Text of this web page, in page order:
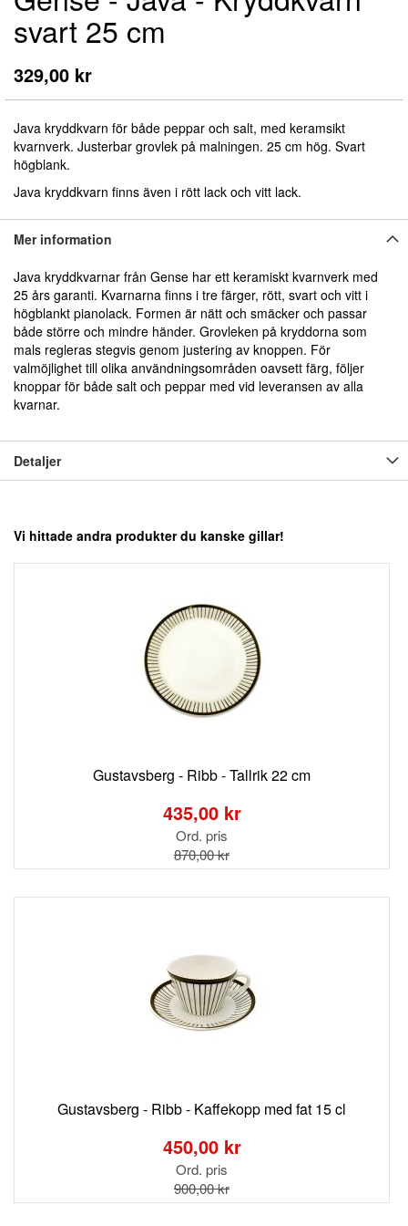
svart 25 cm
329,00 kr
Java kryddkvarn för både peppar och salt, med keramsikt
kvarnverk. Justerbar grovlek på malningen. 25 cm hög. Svart
högblank.
Java kryddkvarn finns även i rött lack och vitt lack.
till
början
av
bildgalleriet
Mer information
Java kryddkvarnar från Gense har ett keramiskt kvarnverk med
25 års garanti. Kvarnarna finns i tre färger, rött, svart och vitt i
högblankt pianolack. Formen är nätt och smäcker och passar
både större och mindre händer. Grovleken på kryddorna som
mals regleras stegvis genom justering av knoppen. För
valmöjlighet till olika användningsområden oavsett färg, följer
knoppar för både salt och peppar med vid leveransen av alla
kvarnar.
Detaljer
Vi hittade andra produkter du kanske gillar!
Gustavsberg - Ribb - Tallrik 22 cm
435,00 kr
Ord. pris
870,00 kr
Gustavsberg - Ribb - Kaffekopp med fat 15 cl
450,00 kr
Ord. pris
900,00 kr